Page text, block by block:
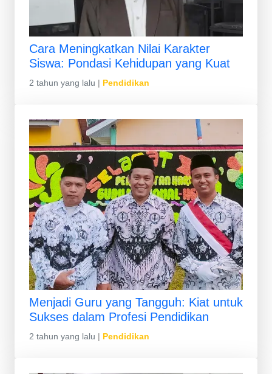
Cara Meningkatkan Nilai Karakter
Siswa: Pondasi Kehidupan yang Kuat
2 tahun yang lalu | Pendidikan
Menjadi Guru yang Tangguh: Kiat untuk
Sukses dalam Profesi Pendidikan
2 tahun yang lalu | Pendidikan